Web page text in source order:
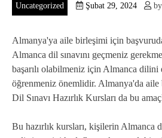
Uncategorized Şubat 29, 2024 by
Almanya'ya aile birleşimi için
Almanca dil sınavını geçmeniz
başarılı olabilmeniz için Almanca
öğrenmeniz önemlidir. Almanya'da
Dil Sınavı Hazırlık Kursları da bu
Bu hazırlık kursları, kişilerin Almanca